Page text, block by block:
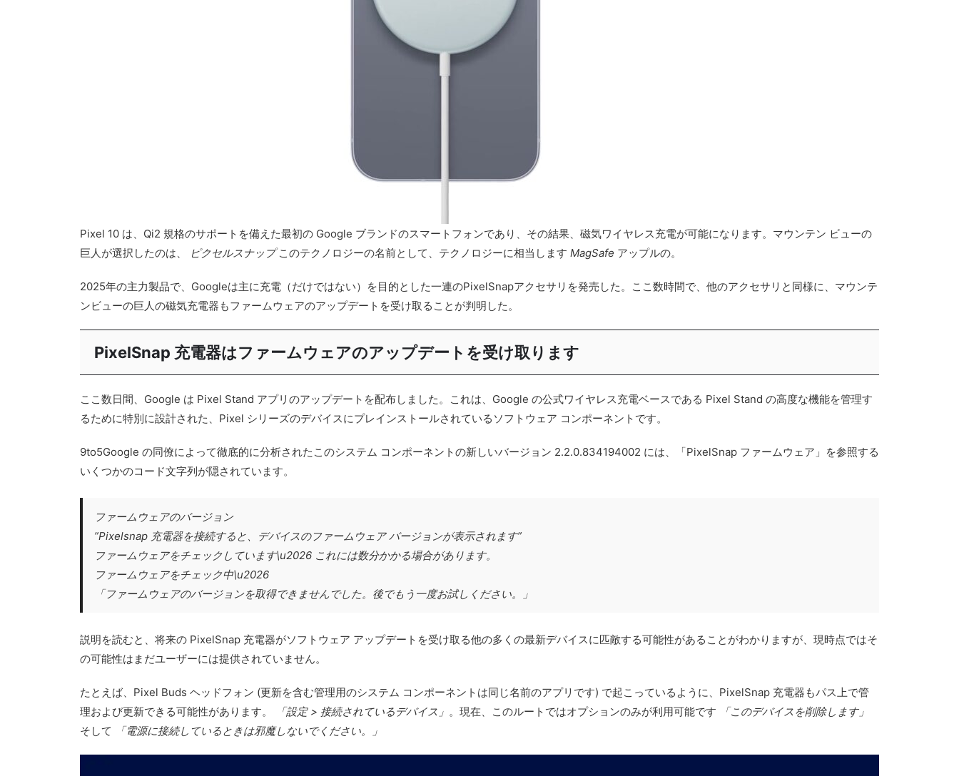
Pixel 10 は、Qi2 規格のサポートを備えた最初の Google ブランドのスマートフォンであり、その結果、磁気ワイヤレス充電が可能になります。マウンテン ビューの
巨人が選択したのは、
ピクセルスナップこのテクノロジーの名前として、テクノロジーに相当します MagSafe アップルの。
2025年の主力製品で、Googleは主に充電（だけではない）を目的とした一連のPixelSnapアクセサリを発売した。ここ数時間で、他のアクセサリと同様に、マウンテ
ンビューの巨人の磁気充電器もファームウェアのアップデートを受け取ることが判明した。
PixelSnap 充電器はファームウェアのアップデートを受け取ります
ここ数日間、Google は Pixel Stand アプリのアップデートを配布しました。これは、Google の公式ワイヤレス充電ベースである Pixel Stand の高度な機能を管理す
るために特別に設計された、Pixel シリーズのデバイスにプレインストールされているソフトウェア コンポーネントです。
9to5Google の同僚によって徹底的に分析されたこのシステム コンポーネントの新しいバージョン 2.2.0.834194002 には、「PixelSnap ファームウェア」を参照する
いくつかのコード文字列が隠されています。
ファームウェアのバージョン
”Pixelsnap 充電器を接続すると、デバイスのファームウェア バージョンが表示されます”
ファームウェアをチェックしています\u2026 これには数分かかる場合があります。
ファームウェアをチェック中\u2026
「ファームウェアのバージョンを取得できませんでした。後でもう一度お試しください。」
説明を読むと、将来の PixelSnap 充電器がソフトウェア アップデートを受け取る他の多くの最新デバイスに匹敵する可能性があることがわかりますが、現時点ではそ
の可能性はまだユーザーには提供されていません。
たとえば、Pixel Buds ヘッドフォン (更新を含む管理用のシステム コンポーネントは同じ名前のアプリです) で起こっているように、PixelSnap 充電器もパス上で管
理および更新できる可能性があります。
「設定 > 接続されているデバイス」 。現在、このルートではオプションのみが利用可能です
「このデバイスを削除します」
そして
「電源に接続しているときは邪魔しないでください。」